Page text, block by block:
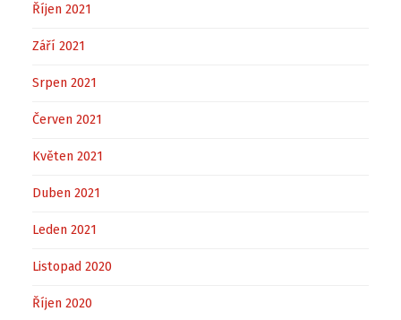
Říjen 2021
Září 2021
Srpen 2021
Červen 2021
Květen 2021
Duben 2021
Leden 2021
Listopad 2020
Říjen 2020